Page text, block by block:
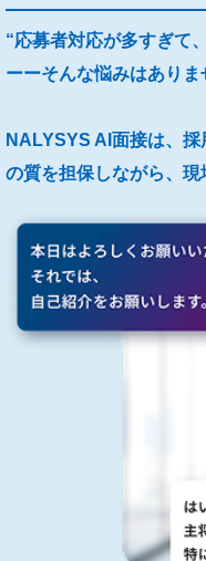
“応募者対応が多すぎて
ーーそんな悩みはありま
NALYSYS AI面接は、
の質を担保しながら、現